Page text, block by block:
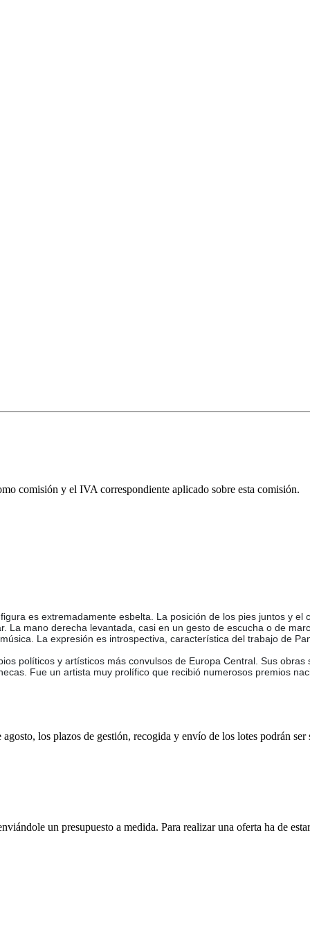
comisión y el IVA correspondiente aplicado sobre esta comisión.
es extremadamente esbelta. La posición de los pies juntos y
La mano derecha levantada, casi en un gesto de escucha o de
La expresión es introspectiva, característica del trabajo de
políticos y artísticos más convulsos de Europa Central. Sus
Fue un artista muy prolífico que recibió numerosos premios
los plazos de gestión, recogida y envío de los lotes podrán
un presupuesto a medida. Para realizar una oferta ha de